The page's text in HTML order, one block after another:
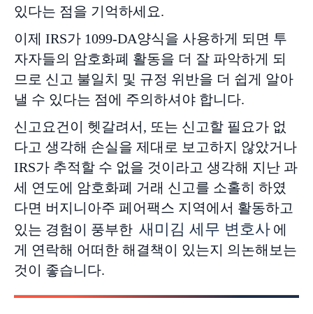
있다는 점을 기억하세요.
이제 IRS가 1099-DA양식을 사용하게 되면 투
자자들의 암호화폐 활동을 더 잘 파악하게 되
므로 신고 불일치 및 규정 위반을 더 쉽게 알아
낼 수 있다는 점에 주의하셔야 합니다.
신고요건이 헷갈려서, 또는 신고할 필요가 없
다고 생각해 손실을 제대로 보고하지 않았거나
IRS가 추적할 수 없을 것이라고 생각해 지난 과
세 연도에 암호화폐 거래 신고를 소홀히 하였
다면 버지니아주 페어팩스 지역에서 활동하고
있는 경험이 풍부한 새미김 세무 변호사 에
게 연락해 어떠한 해결책이 있는지 의논해보는
것이 좋습니다.